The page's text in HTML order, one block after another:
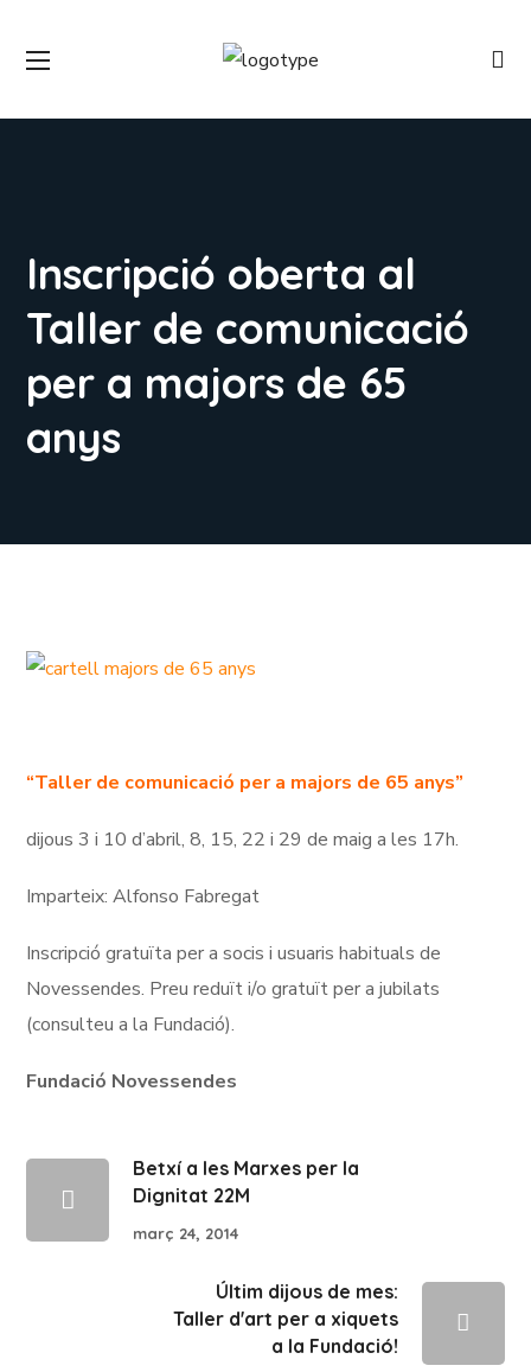
Inscripció oberta al
Taller de comunicació
per a majors de 65
anys
“Taller de comunicació per a majors de 65 anys”
dijous 3 i 10 d’abril, 8, 15, 22 i 29 de maig a les 17h.
Imparteix: Alfonso Fabregat
Inscripció gratuïta per a socis i usuaris habituals de
Novessendes. Preu reduït i/o gratuït per a jubilats
(consulteu a la Fundació).
Fundació Novessendes
Betxí a les Marxes per la
Dignitat 22M
març 24, 2014
Últim dijous de mes:
Taller d'art per a xiquets
a la Fundació!